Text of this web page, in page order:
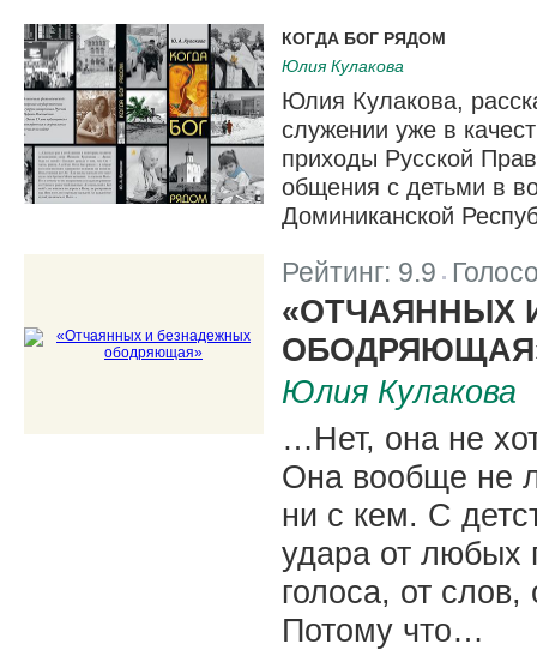
КОГДА БОГ РЯДОМ
Юлия Кулакова
Юлия Кулакова,
служении уже в
приходы Русской
общения с детьми в
Доминиканской
Рейтинг: 9.9 |
«ОТЧАЯННЫХ
Юлия Кулакова
…Нет, она не
Она вообще не
ни с кем. С
удара от любых
голоса, от
Потому что…